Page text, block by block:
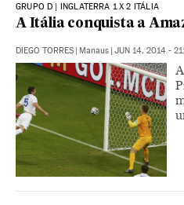
GRUPO D | INGLATERRA 1 X 2 ITÁLIA
A Itália conquista a
DIEGO TORRES | Manaus | JUN 14, 2014 -